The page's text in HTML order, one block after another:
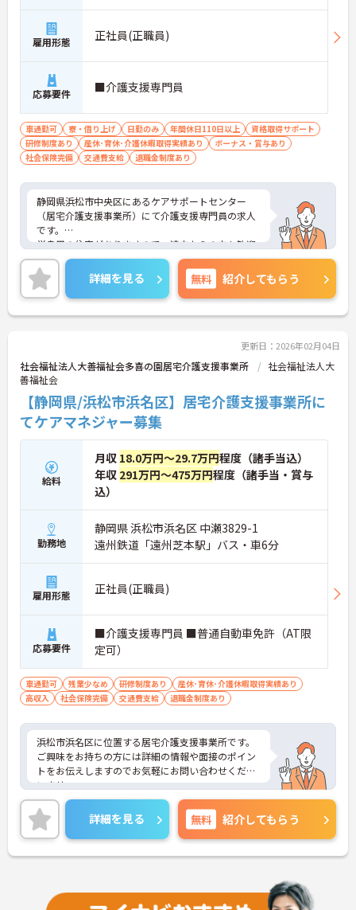
雇用形態 正社員(正職員)
応募要件 ■介護支援専門員
車通勤可 寮・借り上げ 日勤のみ 年間休日110日以上
資格取得サポート
研修制度あり
産休･育休･介護休暇取得実績あり
ボーナス・賞与あり
社会保険完備
交通費支給 退職金制度あり
静岡県浜松市中央区にあるケアサポートセンター
（居宅介護支援事業所）にて介護支援専門員の求人
です。
単身用の住宅がありますので、遠方からの方も歓迎
しております♪
マイカー通勤OK無料駐車場もございます！毎日の通
勤が楽々です！
ご興味をお持ちの方はお気軽にお問合せ下さい。
詳細を見る 無料 紹介してもらう
更新日：2026年02月04日
社会福祉法人大善福祉会多喜の園居宅介護支援事業所
社会福祉法人大
善福祉会
【静岡県/浜松市浜名区】居宅介護支援事業所に
てケアマネジャー募集
給料
月収 18.0万円～29.7万円程度（諸手当込）
年収 291万円～475万円程度（諸手当・賞与
込）
勤務地
静岡県 浜松市浜名区 中瀬3829-1
遠州鉄道「遠州芝本駅」バス・車6分
雇用形態 正社員(正職員)
応募要件
■介護支援専門員 ■普通自動車免許（AT限
定可）
車通勤可 残業少なめ 研修制度あり
産休･育休･介護休暇取得実績あり
高収入
社会保険完備 交通費支給 退職金制度あり
浜松市浜名区に位置する居宅介護支援事業所です。
ご興味をお持ちの方には詳細の情報や面接のポイン
トをお伝えしますのでお気軽にお問い合わせくださ
いませ。
詳細を見る 無料 紹介してもらう